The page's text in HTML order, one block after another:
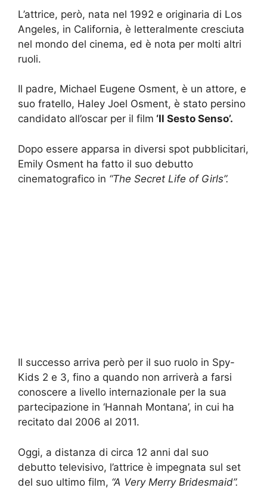
L’attrice, però, nata nel 1992 e originaria di Los
Angeles, in California, è letteralmente cresciuta
nel mondo del cinema, ed è nota per molti altri
ruoli.
Il padre, Michael Eugene Osment, è un attore, e
suo fratello, Haley Joel Osment, è stato persino
candidato all’oscar per il film ‘Il Sesto Senso’.
Dopo essere apparsa in diversi spot pubblicitari,
Emily Osment ha fatto il suo debutto
cinematografico in “The Secret Life of Girls”.
Il successo arriva però per il suo ruolo in Spy-
Kids 2 e 3, fino a quando non arriverà a farsi
conoscere a livello internazionale per la sua
partecipazione in ‘Hannah Montana’, in cui ha
recitato dal 2006 al 2011.
Oggi, a distanza di circa 12 anni dal suo
debutto televisivo, l’attrice è impegnata sul set
del suo ultimo film, “A Very Merry Bridesmaid”.